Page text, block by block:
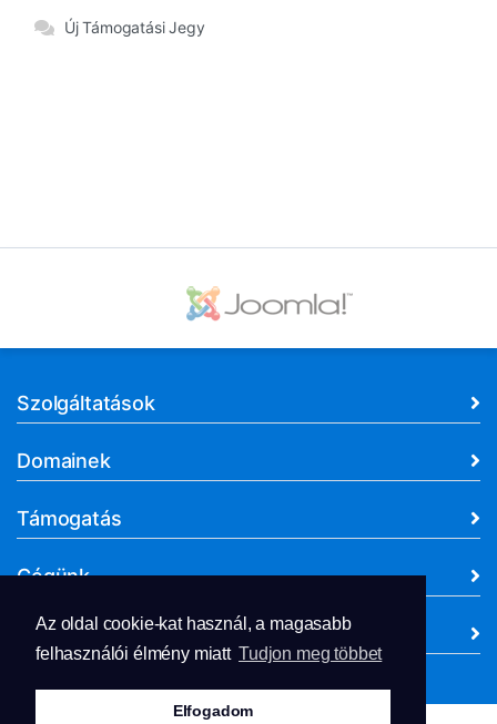
Az oldal cookie-kat használ, a magasabb
felhasználói élmény miatt Tudjon meg többet
Elfogadom
Új Támogatási Jegy
Szolgáltatások
Domainek
Támogatás
Cégünk
Dokumentumok